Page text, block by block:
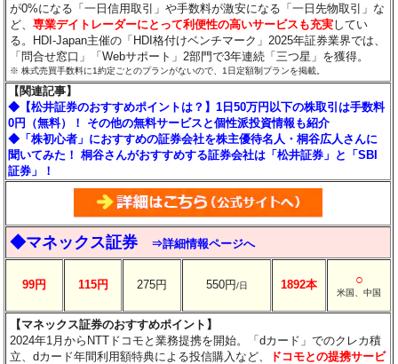
が0%になる「一日信用取引」や手数料が激安になる「一日先物取引」な
ど、専業デイトレーダーにとって利便性の高いサービスも充実してい
る。HDI-Japan主催の「HDI格付けベンチマーク」2025年証券業界では、
「問合せ窓口」「Webサポート」2部門で3年連続「三つ星」を獲得。
※ 株式売買手数料に1約定ごとのプランがないので、1日定額制プランを掲載。
【関連記事】
◆【松井証券のおすすめポイントは？】1日50万円以下の株取引は手数料
0円（無料）！ その他の無料サービスと個性派投資情報も紹介
◆「株初心者」におすすめの証券会社を株主優待名人・桐谷広人さんに
聞いてみた！ 桐谷さんがおすすめする証券会社は「松井証券」と「SBI
証券」！
◆マネックス証券 ⇒詳細情報ページへ
99円 115円 275円 550円/日 1892本 ○
米国、中国
【マネックス証券のおすすめポイント】
2024年1月からNTTドコモと業務提携を開始。「dカード」でのクレカ積
立、dカード年間利用額特典による投信購入など、
ドコモとの提携サービ